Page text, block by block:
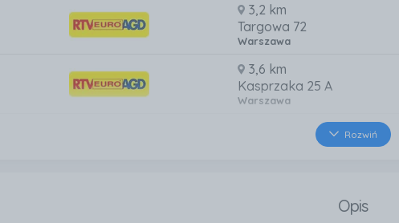
3,2 km
Targowa 72
Warszawa
3,6 km
Kasprzaka 25 A
Warszawa
al. Jana Pawła II 82
Aleje Jerozolimskie 148
Rozwiń
Opis